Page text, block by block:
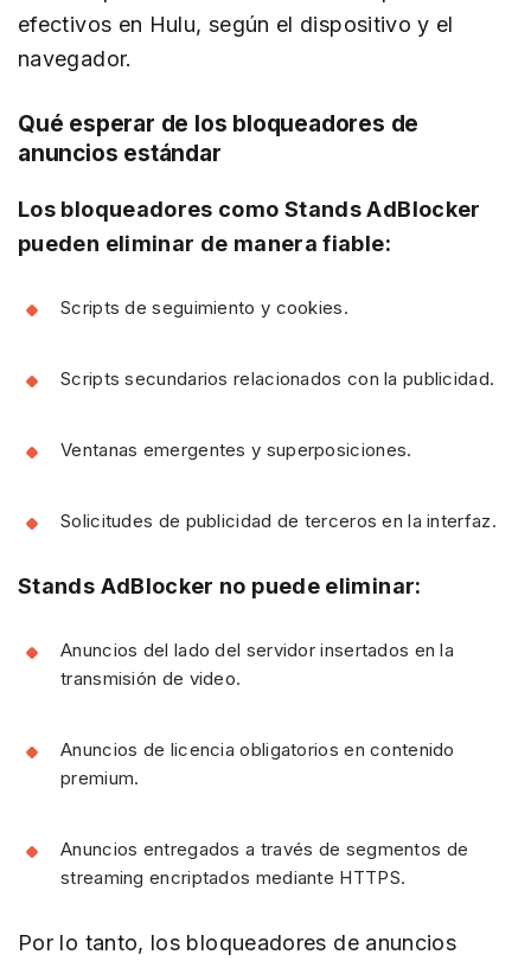
efectivos en Hulu, según el dispositivo y el
navegador.
Qué esperar de los bloqueadores de
anuncios estándar
Los bloqueadores como Stands AdBlocker
pueden eliminar de manera fiable:
Scripts de seguimiento y cookies.
Scripts secundarios relacionados con la publicidad.
Ventanas emergentes y superposiciones.
Solicitudes de publicidad de terceros en la interfaz.
Stands AdBlocker no puede eliminar:
Anuncios del lado del servidor insertados en la
transmisión de video.
Anuncios de licencia obligatorios en contenido
premium.
Anuncios entregados a través de segmentos de
streaming encriptados mediante HTTPS.
Por lo tanto, los bloqueadores de anuncios